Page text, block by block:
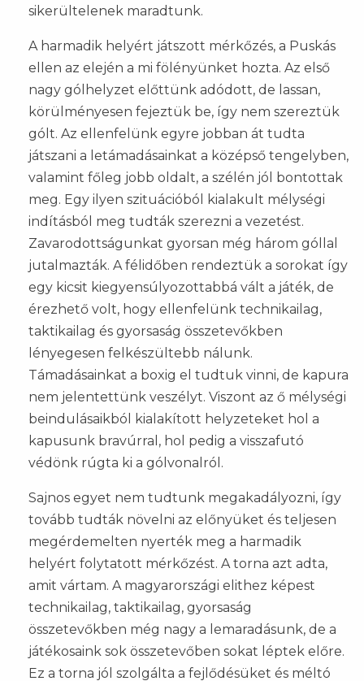
sikerültelenek maradtunk.
A harmadik helyért játszott mérkőzés, a Puskás
ellen az elején a mi fölényünket hozta. Az első
nagy gólhelyzet előttünk adódott, de lassan,
körülményesen fejeztük be, így nem szereztük
gólt. Az ellenfelünk egyre jobban át tudta
játszani a letámadásainkat a középső tengelyben,
valamint főleg jobb oldalt, a szélén jól bontottak
meg. Egy ilyen szituációból kialakult mélységi
indításból meg tudták szerezni a vezetést.
Zavarodottságunkat gyorsan még három góllal
jutalmazták. A félidőben rendeztük a sorokat így
egy kicsit kiegyensúlyozottabbá vált a játék, de
érezhető volt, hogy ellenfelünk technikailag,
taktikailag és gyorsaság összetevőkben
lényegesen felkészültebb nálunk.
Támadásainkat a boxig el tudtuk vinni, de kapura
nem jelentettünk veszélyt. Viszont az ő mélységi
beindulásaikból kialakított helyzeteket hol a
kapusunk bravúrral, hol pedig a visszafutó
védönk rúgta ki a gólvonalról.
Sajnos egyet nem tudtunk megakadályozni, így
tovább tudták növelni az előnyüket és teljesen
megérdemelten nyerték meg a harmadik
helyért folytatott mérkőzést. A torna azt adta,
amit vártam. A magyarországi elithez képest
technikailag, taktikailag, gyorsaság
összetevőkben még nagy a lemaradásunk, de a
játékosaink sok összetevőben sokat léptek előre.
Ez a torna jól szolgálta a fejlődésüket és méltó